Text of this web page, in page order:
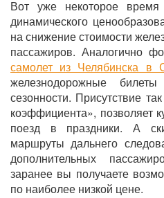
Вот уже некоторое время
динамического
на снижение стоимости
пассажиров. Аналогично
самолет из Челябинска в
железнодорожные
сезонности. Присутствие
коэффициента», позволяет
поезд в праздники. А
маршруты дальнего
дополнительных
заранее вы получаете
по наиболее низкой цене.